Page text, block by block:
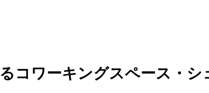
コワーキングスペース・シ